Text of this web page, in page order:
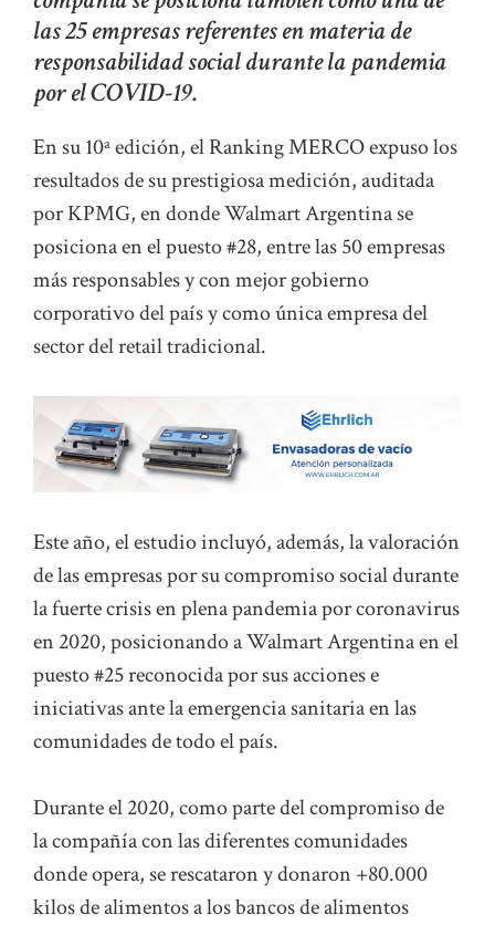
las 25 empresas referentes en materia de
responsabilidad social durante la pandemia
por el COVID-19.
En su 10ª edición, el Ranking MERCO expuso los
resultados de su prestigiosa medición, auditada
por KPMG, en donde Walmart Argentina se
posiciona en el puesto #28, entre las 50 empresas
más responsables y con mejor gobierno
corporativo del país y como única empresa del
sector del retail tradicional.
Este año, el estudio incluyó, además, la valoración
de las empresas por su compromiso social durante
la fuerte crisis en plena pandemia por coronavirus
en 2020, posicionando a Walmart Argentina en el
puesto #25 reconocida por sus acciones e
iniciativas ante la emergencia sanitaria en las
comunidades de todo el país.
Durante el 2020, como parte del compromiso de
la compañía con las diferentes comunidades
donde opera, se rescataron y donaron +80.000
kilos de alimentos a los bancos de alimentos